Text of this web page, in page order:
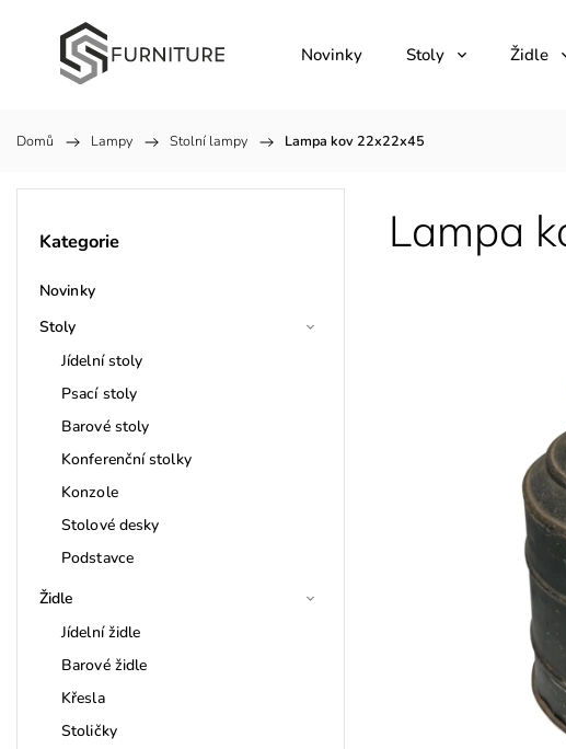
Novinky Stoly Židle
Domů / Lampy / Stolní lampy / Lampa kov 22x22x45
Kategorie
Novinky
Stoly
Jídelní stoly
Psací stoly
Barové stoly
Konferenční stolky
Konzole
Stolové desky
Podstavce
Židle
Jídelní židle
Barové židle
Křesla
Stoličky
Lampa